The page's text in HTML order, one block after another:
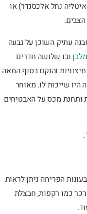
נחל אלכסנדר) או
עתיק השוכן על גבעה
מלבןובו שלושה חדרים
והוקם בסוף המאה
היו שייכות לו. מאוחר
ותחנת מכס על האבטיחים
הפריחה ניתן לראות
כמו רקפות, חבצלת